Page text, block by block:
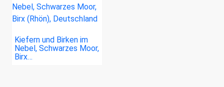
Kiefern und Birken im
Nebel, Schwarzes Moor,
Birx…